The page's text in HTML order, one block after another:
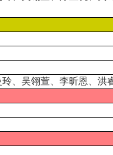
、吴翎萱、李昕恩、洪